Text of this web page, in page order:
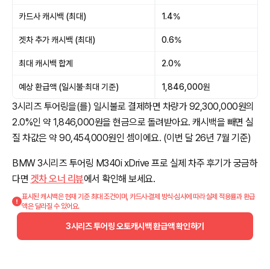
카드사 캐시백 (최대) 1.4%
겟차 추가 캐시백 (최대) 0.6%
최대 캐시백 합계 2.0%
예상 환급액 (일시불·최대 기준) 1,846,000원
3시리즈 투어링을(를) 일시불로 결제하면 차량가 92,300,000원의
2.0%인 약 1,846,000원을 현금으로 돌려받아요. 캐시백을 빼면 실
질 차값은 약 90,454,000원인 셈이에요. (이번 달 26년 7월 기준)
BMW 3시리즈 투어링 M340i xDrive 프로 실제 차주 후기가 궁금하
다면 겟차 오너 리뷰에서 확인해 보세요.
표시된 캐시백은 현재 기준 최대 조건이며, 카드사·결제 방식·심사에 따라 실제 적용률과 환급
액은 달라질 수 있어요.
3시리즈 투어링 오토캐시백 환급액 확인하기